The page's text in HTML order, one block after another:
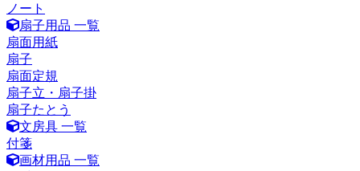
ノート
扇子用品 一覧
扇面用紙
扇子
扇面定規
扇子立・扇子掛
扇子たとう
文房具 一覧
付箋
画材用品 一覧